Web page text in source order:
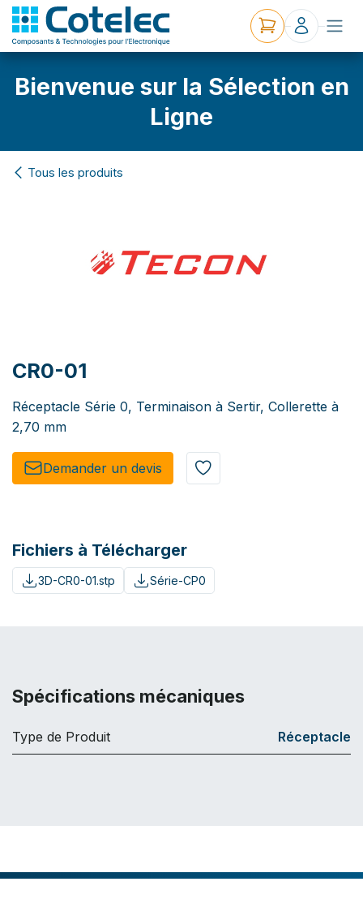
Bienvenue sur la Sélection en
Ligne
Tous les produits
CR0-01
Réceptacle Série 0, Terminaison à Sertir, Collerette à
2,70 mm
Demander un de​​vis​​
Fichiers à Télécharger
3D-CR0-01.stp Série-CP0
Spécifications mécaniques
Type de Produit Réceptacle